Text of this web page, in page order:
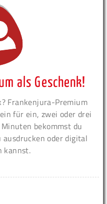
als Geschenk!
Frankenjura-Premium
für ein, zwei oder drei
bekommst du
oder digital
kannst.